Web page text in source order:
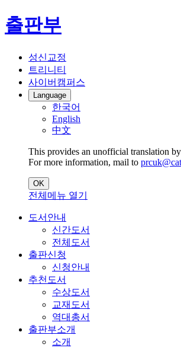
출판부
성신교정
트리니티
사이버캠퍼스
Language
한국어
English
中文
This provides an unofficial translation
For more information, mail to
OK
전체메뉴 열기
도서안내
신간도서
전체도서
출판신청
신청안내
추천도서
수상도서
교재도서
역대총서
출판부소개
소개